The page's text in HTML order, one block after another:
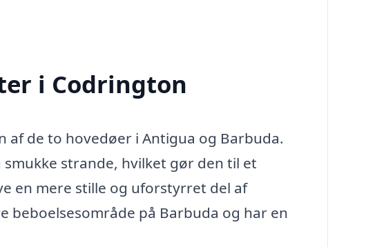
i Codrington
af de to hovedøer i Antigua og Barbuda.
strande, hvilket gør den til et
en mere stille og uforstyrret del af
på Barbuda og har en